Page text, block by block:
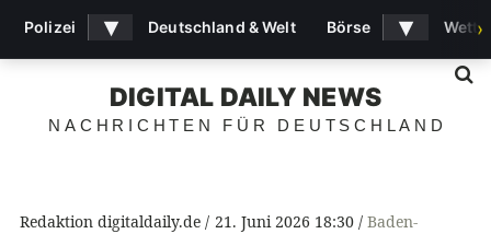
DIGITAL DAILY NEWS
NACHRICHTEN FÜR DEUTSCHLAND
Redaktion digitaldaily.de 21. Juni 2026 18:30
Baden-
Polizei ▾ Deutschland & Welt Börse ▾ ›